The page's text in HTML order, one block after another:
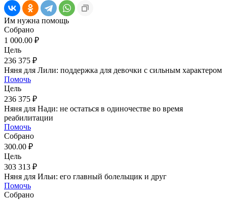
Им нужна помощь
Собрано
1 000.00 ₽
Цель
236 375 ₽
Няня для Лили: поддержка для девочки с сильным характером
Помочь
Цель
236 375 ₽
Няня для Нади: не остаться в одиночестве во время
реабилитации
Помочь
Собрано
300.00 ₽
Цель
303 313 ₽
Няня для Ильи: его главный болельщик и друг
Помочь
Собрано